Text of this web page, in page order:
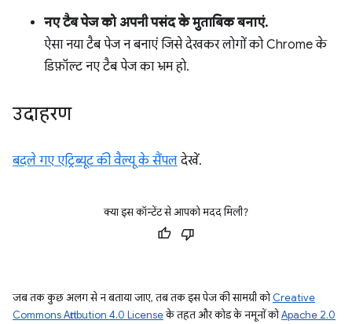
नए टैब पेज को अपनी पसंद के मुताबिक बनाएं.
ऐसा नया टैब पेज न बनाएं जिसे देखकर लोगों को Chrome के
डिफ़ॉल्ट नए टैब पेज का भ्रम हो.
उदाहरण
बदले गए एट्रिब्यूट की वैल्यू के सैंपलदेखें.
क्या इस कॉन्टेंट से आपको मदद मिली?
जब तक कुछ अलग से न बताया जाए, तब तक इस पेज की सामग्री कोCreative
Commons Attribution 4.0 Licenseके तहत और कोड के नमूनों कोApache 2.0